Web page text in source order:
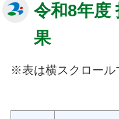
令和8年度
果
※表は横スクロール